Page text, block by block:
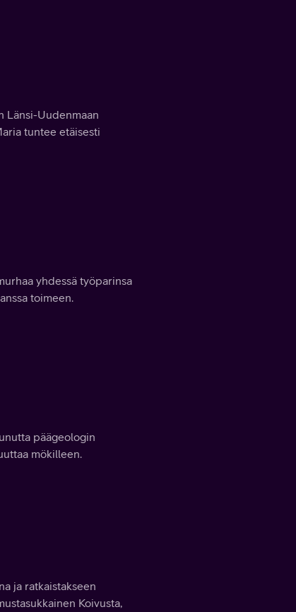
Länsi-Uudenmaan
tuntee etäisesti
yhdessä työparinsa
toimeen.
päägeologin
mökilleen.
ja ratkaistakseen
Koivusta,